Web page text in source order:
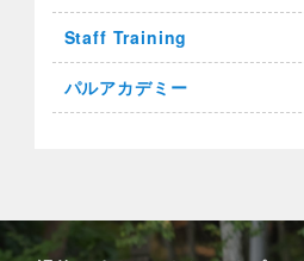
Staff Training
パルアカデミー